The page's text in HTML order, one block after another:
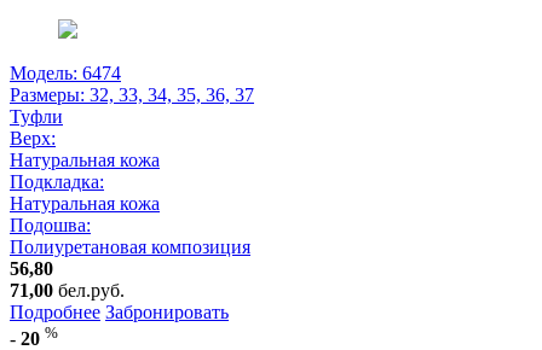
Модель: 6474
Размеры: 32, 33, 34, 35, 36, 37
Туфли
Верх:
Натуральная кожа
Подкладка:
Натуральная кожа
Подошва:
Полиуретановая композиция
56,80
71,00 бел.руб.
Подробнее Забронировать
- 20 %